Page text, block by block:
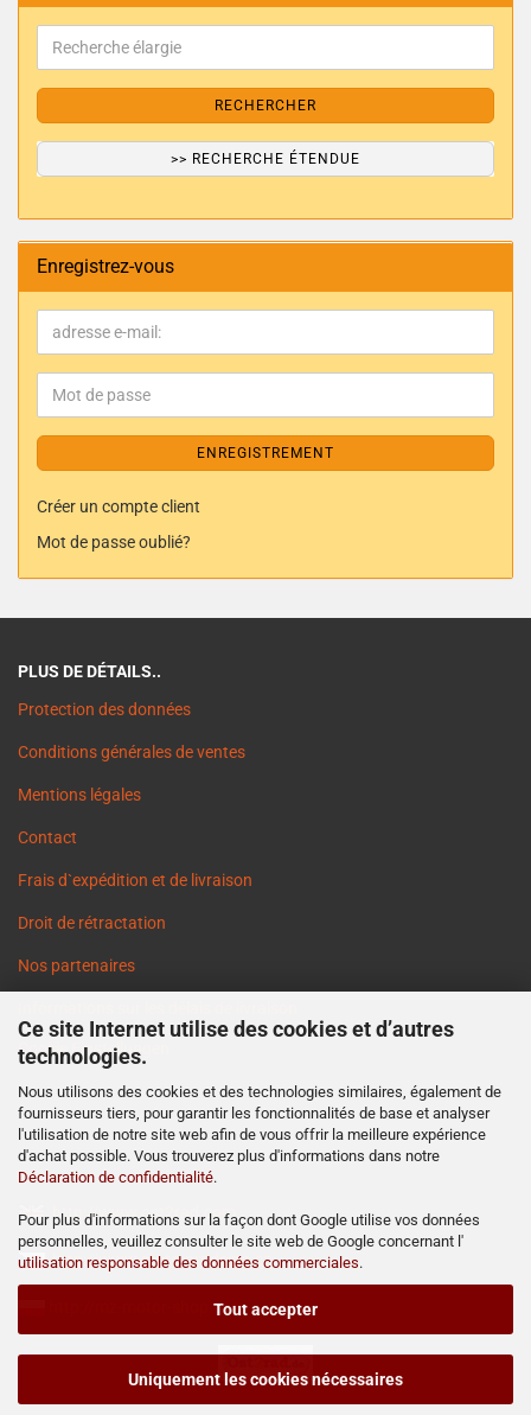
Ce site Internet utilise des cookies et d’autres
technologies.
Nous utilisons des cookies et des technologies similaires, également de
fournisseurs tiers, pour garantir les fonctionnalités de base et analyser
l'utilisation de notre site web afin de vous offrir la meilleure expérience
d'achat possible. Vous trouverez plus d'informations dans notre
Déclaration de confidentialité.
Pour plus d'informations sur la façon dont Google utilise vos données
personnelles, veuillez consulter le site web de Google concernant l'
utilisation responsable des données commerciales.
Tout accepter
Uniquement les cookies nécessaires
RECHERCHER
>> RECHERCHE ÉTENDUE
Enregistrez-vous
ENREGISTREMENT
Créer un compte client
Mot de passe oublié?
PLUS DE DÉTAILS..
Protection des données
Conditions générales de ventes
Mentions légales
Contact
Frais d`expédition et de livraison
Droit de rétractation
Nos partenaires
Cookie Einstellungen
http://www.ost2rad.com
http://www.moto-prodejna.cz
http://mz-motor-shop.com